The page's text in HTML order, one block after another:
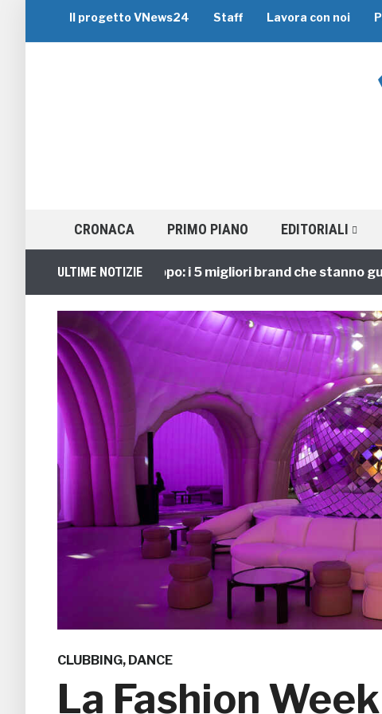
Il progetto VNews24 Staff Lavora con noi
CRONACA PRIMO PIANO EDITORIALI
ULTIME NOTIZIE
Viaggi di Gruppo: i 5 migliori brand che stanno
CLUBBING, DANCE
La Fashion